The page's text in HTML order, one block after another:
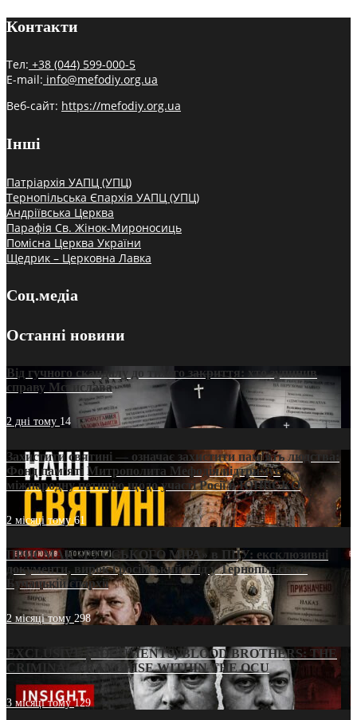
Контакти
Тел: +38 (044) 599-000-5
E-mail: info@mefodiy.org.ua
Веб-сайт: https://mefodiy.org.ua
Інші
Патріархія УАПЦ (УПЦ)
Тернопільська Єпархія УАПЦ (УПЦ)
Андріївська Церква
Парафія Св. Жінок-Мироносиць
Помісна Церква України
Щедрик – Церковна Лавка
Соц.медіа
Останні новини
Від гучного скандалу до тихого закриття: хто зупинив
справу Мстислава
2 дні тому 14
Захистити святині — означає захистити пам’ять людства:
Фонд пам’яті Митрополита Мефодія підтримує
міжнародну петицію щодо участі Росії в ЮНЕСКО
2 місяці тому61
ПРИСМАК «РУССЬКОГО МІРА» в ПЦУ: ексклюзивні
документи, вирок і російський слід у Тернопільсько-
Бучацькій єпархії
2 місяці тому 298
EXCLUSIVE (DOCUMENTS)/BLOOD BROTHERS: THE
CRIMINAL FRANCHISE WITHIN THE OCU
3 місяці тому129